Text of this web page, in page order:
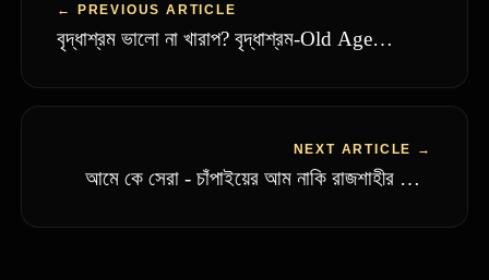
← PREVIOUS ARTICLE
বৃদ্ধাশ্রম ভালো না খারাপ? বৃদ্ধাশ্রম-Old Age
NEXT ARTICLE →
আমে কে সেরা - চাঁপাইয়ের আম নাকি রাজশাহীর আম,